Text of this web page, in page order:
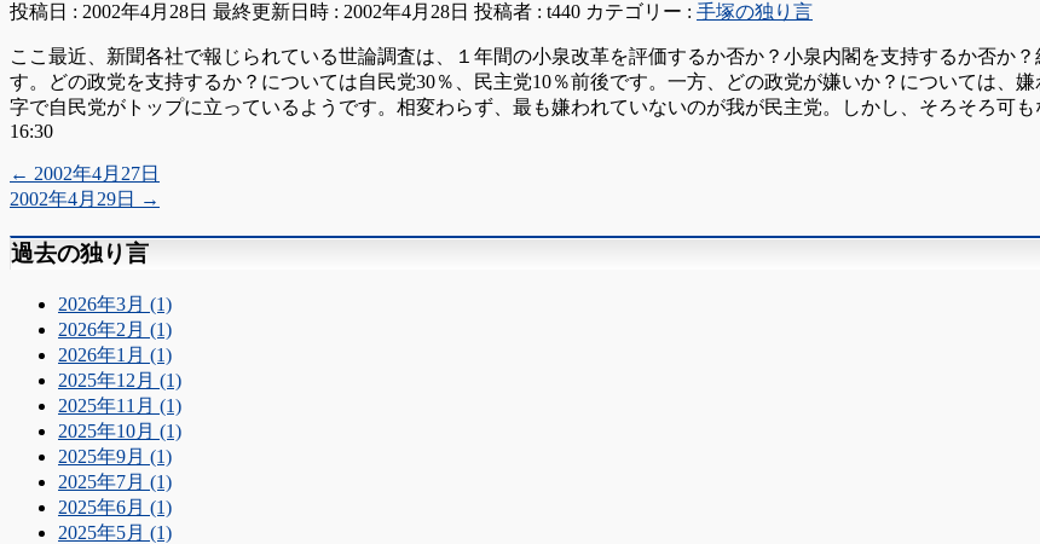
投稿日 : 2002年4月28日 最終更新日時 : 2002年4月28日 投稿者 : t440 カテゴリー : 手塚の独り言
ここ最近、新聞各社で報じられている世論調査は、１年間の小泉改革を評価するか否か？小泉内閣を支持するか否か
す。どの政党を支持するか？については自民党30％、民主党10％前後です。一方、どの政党が嫌いか？については、
字で自民党がトップに立っているようです。相変わらず、最も嫌われていないのが我が民主党。しかし、そろそろ可
16:30
← 2002年4月27日
2002年4月29日
→
過去の独り言
2026年3月 (1)
2026年2月 (1)
2026年1月 (1)
2025年12月 (1)
2025年11月 (1)
2025年10月 (1)
2025年9月 (1)
2025年7月 (1)
2025年6月 (1)
2025年5月 (1)